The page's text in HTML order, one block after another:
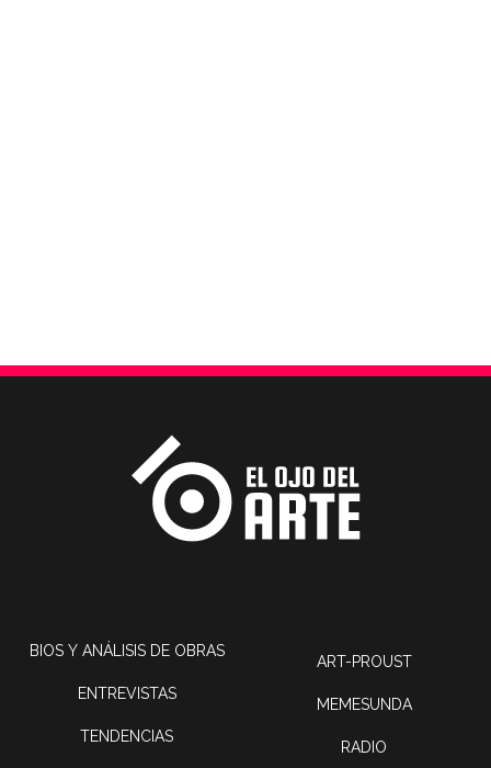
BIOS Y ANÁLISIS DE OBRAS
ENTREVISTAS
TENDENCIAS
ART-PROUST
MEMESUNDA
RADIO